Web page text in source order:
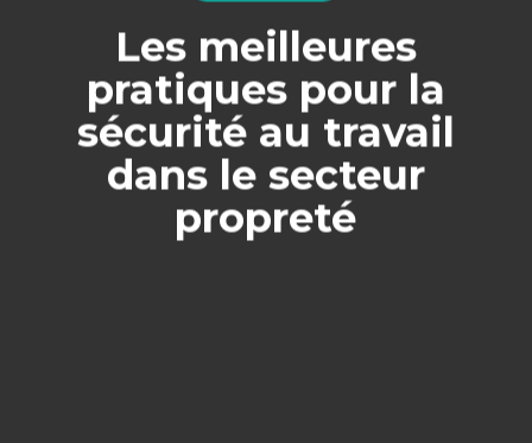
Les meilleures
pratiques pour la
sécurité au travail
dans le secteur
propreté